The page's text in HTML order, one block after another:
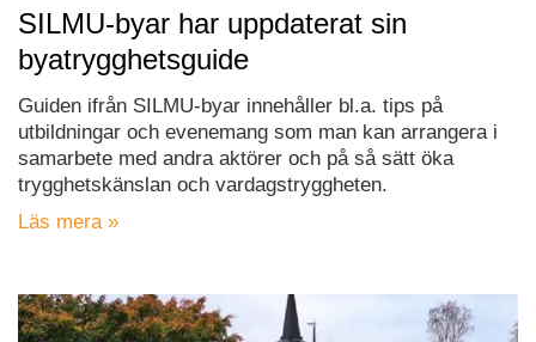
SILMU-byar har uppdaterat sin
byatrygghetsguide
Guiden ifrån SILMU-byar innehåller bl.a. tips på
utbildningar och evenemang som man kan arrangera i
samarbete med andra aktörer och på så sätt öka
trygghetskänslan och vardagstryggheten.
Läs mera »